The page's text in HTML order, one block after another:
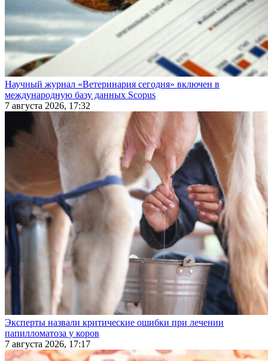
Научный журнал «Ветеринария сегодня» включен в
международную базу данных Scopus
7 августа 2026, 17:32
Эксперты назвали критические ошибки при лечении
папилломатоза у коров
7 августа 2026, 17:17